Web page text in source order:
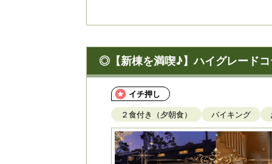
◎【新棟を満喫♪】ハイグレード
イチ押し
２食付き（夕朝食）
バイキング